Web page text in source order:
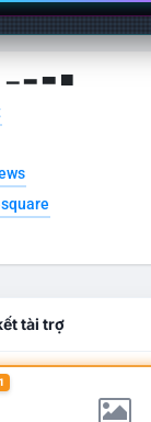
▁ ▂ ▃ ▄
tài trợ